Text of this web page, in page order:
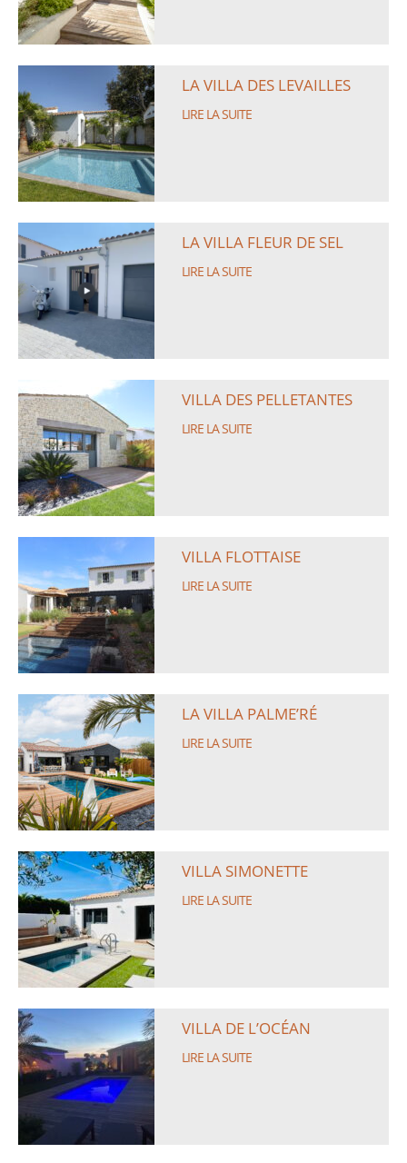
LA VILLA DES LEVAILLES
LIRE LA SUITE
LA VILLA FLEUR DE SEL
LIRE LA SUITE
VILLA DES PELLETANTES
LIRE LA SUITE
VILLA FLOTTAISE
LIRE LA SUITE
LA VILLA PALME’RÉ
LIRE LA SUITE
VILLA SIMONETTE
LIRE LA SUITE
VILLA DE L’OCÉAN
LIRE LA SUITE